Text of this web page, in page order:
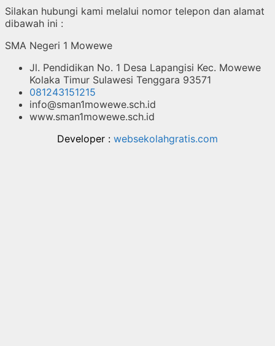
Silakan hubungi kami melalui nomor telepon dan alamat
dibawah ini :
SMA Negeri 1 Mowewe
Jl. Pendidikan No. 1 Desa Lapangisi Kec. Mowewe
Kolaka Timur Sulawesi Tenggara 93571
081243151215
info@sman1mowewe.sch.id
www.sman1mowewe.sch.id
Developer : websekolahgratis.com